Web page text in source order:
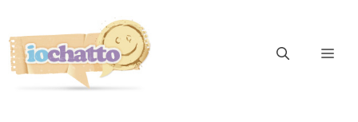
contenuto